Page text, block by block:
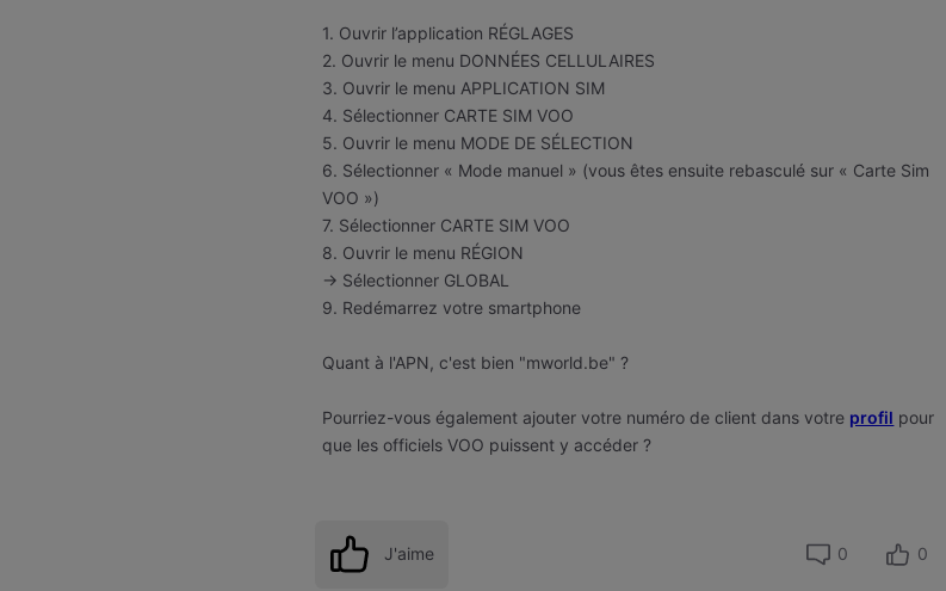
1. Ouvrir l’application RÉGLAGES
2. Ouvrir le menu DONNÉES CELLULAIRES
3. Ouvrir le menu APPLICATION SIM
4. Sélectionner CARTE SIM VOO
5. Ouvrir le menu MODE DE SÉLECTION
6. Sélectionner « Mode manuel » (vous êtes ensuite rebasculé sur « Carte Sim
VOO »)
7. Sélectionner CARTE SIM VOO
8. Ouvrir le menu RÉGION
-> Sélectionner GLOBAL
9. Redémarrez votre smartphone
Quant à l'APN, c'est bien "mworld.be" ?
Pourriez-vous également ajouter votre numéro de client dans votre profil pour
que les officiels VOO puissent y accéder ?
J'aime 0 0